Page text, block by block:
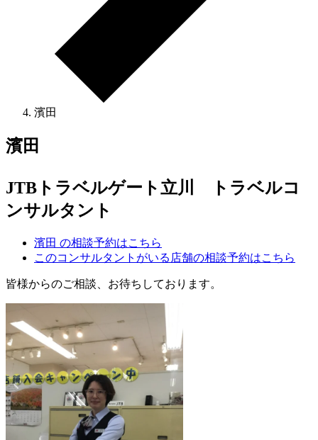
濱田
濱田
JTBトラベルゲート立川 トラベルコ
ンサルタント
濱田 の相談予約はこちら
このコンサルタントがいる店舗の相談予約はこちら
皆様からのご相談、お待ちしております。